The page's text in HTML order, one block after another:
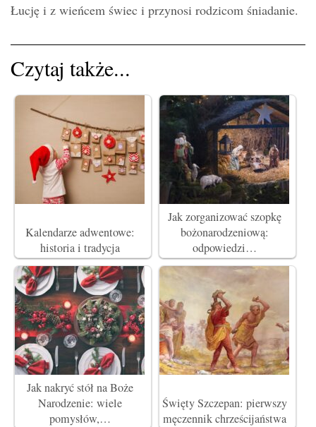
Łucję i z wieńcem świec i przynosi rodzicom śniadanie.
Czytaj także...
Kalendarze adwentowe:
historia i tradycja
Jak zorganizować szopkę
bożonarodzeniową:
odpowiedzi…
Jak nakryć stół na Boże
Narodzenie: wiele
pomysłów,…
Święty Szczepan: pierwszy
męczennik chrześcijaństwa